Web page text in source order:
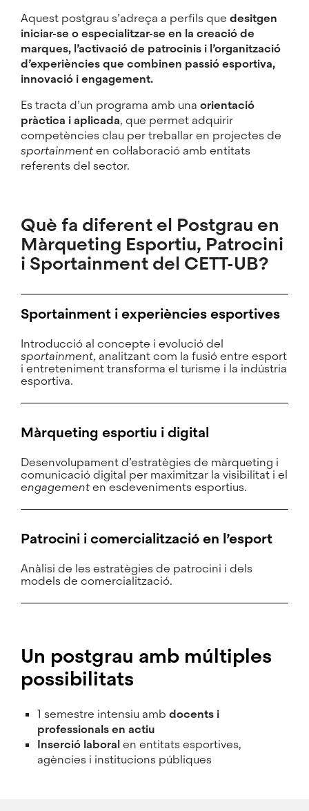
Aquest postgrau s’adreça a perfils que desitgen
iniciar-se o especialitzar-se en la creació de
marques, l’activació de patrocinis i l’organització
d’experiències que combinen passió esportiva,
innovació i engagement.
Es tracta d’un programa amb una orientació
pràctica i aplicada, que permet adquirir
competències clau per treballar en projectes de
sportainmenten col·laboració amb entitats
referents del sector.
Què fa diferent el Postgrau en
Màrqueting Esportiu, Patrocini
i Sportainment del CETT-UB?
Sportainment i experiències esportives
Introducció al concepte i evolució del
sportainment, analitzant com la fusió entre esport
i entreteniment transforma el turisme i la indústria
esportiva.
Màrqueting esportiu i digital
Desenvolupament d’estratègies de màrqueting i
comunicació digital per maximitzar la visibilitat i el
engagementen esdeveniments esportius.
Patrocini i comercialització en l’esport
Anàlisi de les estratègies de patrocini i dels
models de comercialització.
Un postgrau amb múltiples
possibilitats
1 semestre intensiu amb docents i
professionals en actiu
Inserció laboralen entitats esportives,
agències i institucions públiques